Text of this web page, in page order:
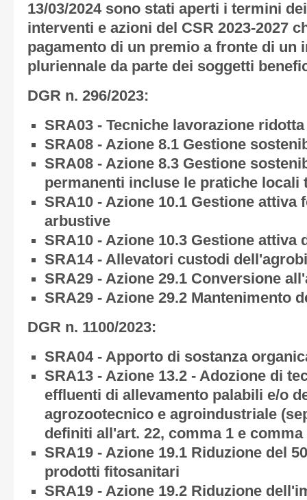
13/03/2024 sono stati aperti i termini
interventi e azioni del CSR 2023-2027
pagamento di un premio a fronte di un
pluriennale da parte dei soggetti
DGR n. 296/2023:
SRA03 - Tecniche lavorazione
SRA08 - Azione 8.1 Gestione
SRA08 - Azione 8.3 Gestione
permanenti incluse le pratiche locali
SRA10 - Azione 10.1 Gestione attiva
arbustive
SRA10 - Azione 10.3 Gestione attiva
SRA14 - Allevatori custodi
SRA29 - Azione 29.1 Conversione
SRA29 - Azione 29.2 Mantenimento
DGR n. 1100/2023:
SRA04 - Apporto di sostanza
SRA13 - Azione 13.2 - Adozione di
effluenti di allevamento palabili e/o
agrozootecnico e agroindustriale
definiti all'art. 22, comma 1 e comma
SRA19 - Azione 19.1 Riduzione del
prodotti fitosanitari
SRA19 - Azione 19.2 Riduzione